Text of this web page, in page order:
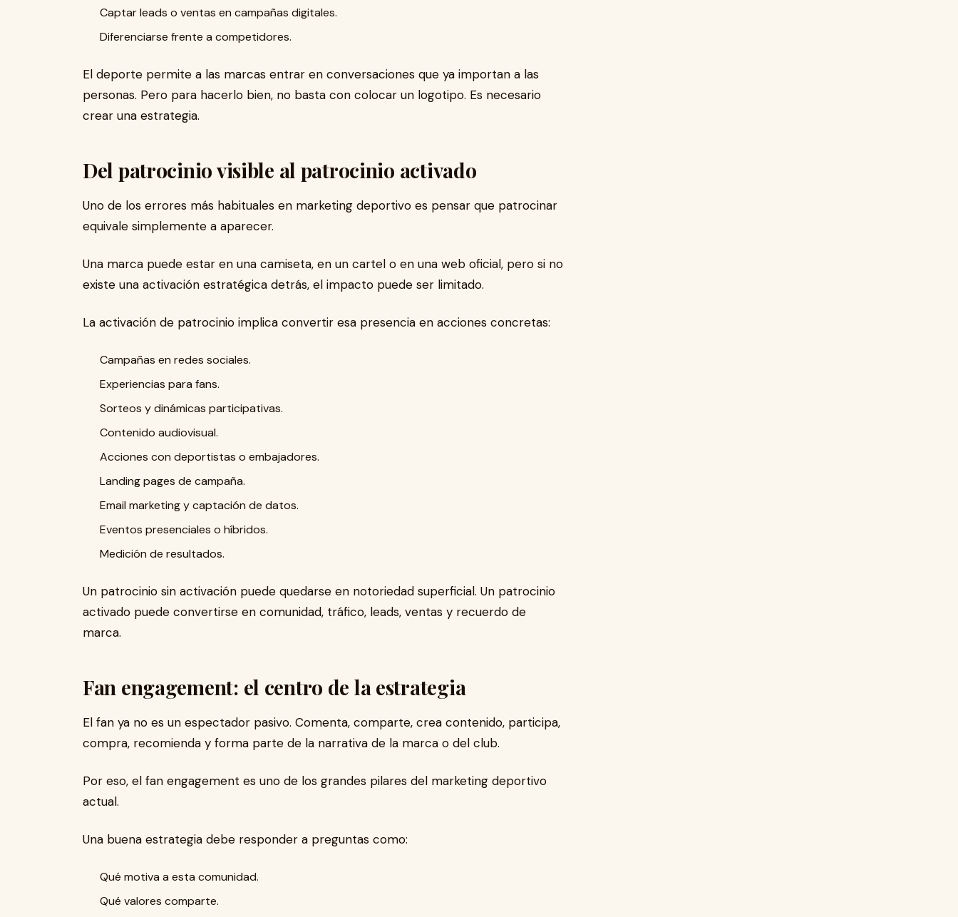
Captar leads o ventas en campañas digitales.
Diferenciarse frente a competidores.
El deporte permite a las marcas entrar en conversaciones que ya importan a las
personas. Pero para hacerlo bien, no basta con colocar un logotipo. Es necesario
crear una estrategia.
Del patrocinio visible al patrocinio activado
Uno de los errores más habituales en marketing deportivo es pensar que patrocinar
equivale simplemente a aparecer.
Una marca puede estar en una camiseta, en un cartel o en una web oficial, pero si no
existe una activación estratégica detrás, el impacto puede ser limitado.
La activación de patrocinio implica convertir esa presencia en acciones concretas:
Campañas en redes sociales.
Experiencias para fans.
Sorteos y dinámicas participativas.
Contenido audiovisual.
Acciones con deportistas o embajadores.
Landing pages de campaña.
Email marketing y captación de datos.
Eventos presenciales o híbridos.
Medición de resultados.
Un patrocinio sin activación puede quedarse en notoriedad superficial. Un patrocinio
activado puede convertirse en comunidad, tráfico, leads, ventas y recuerdo de
marca.
Fan engagement: el centro de la estrategia
El fan ya no es un espectador pasivo. Comenta, comparte, crea contenido, participa,
compra, recomienda y forma parte de la narrativa de la marca o del club.
Por eso, el fan engagement es uno de los grandes pilares del marketing deportivo
actual.
Una buena estrategia debe responder a preguntas como:
Qué motiva a esta comunidad.
Qué valores comparte.